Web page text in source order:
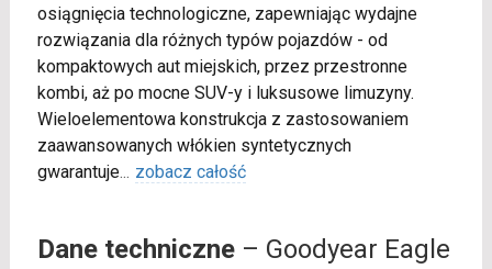
osiągnięcia technologiczne, zapewniając wydajne
rozwiązania dla różnych typów pojazdów - od
kompaktowych aut miejskich, przez przestronne
kombi, aż po mocne SUV-y i luksusowe limuzyny.
Wieloelementowa konstrukcja z zastosowaniem
zaawansowanych włókien syntetycznych
gwarantuje... zobacz całość
Dane techniczne– Goodyear Eagle